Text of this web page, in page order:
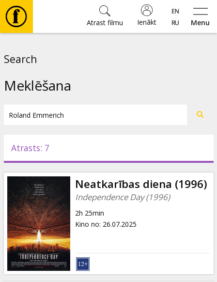
Menu
Ienākt
Atrast filmu
Pasākumi
Ziņas
Dāvanu
kartes
Uzkodas
Search
Meklēšana
Atrasts: 7
Neatkarības diena (1996)
Independence Day (1996)
2h 25min
Kino no: 26.07.2025